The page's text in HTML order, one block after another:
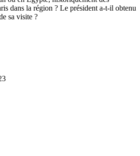
dans la région ? Le président a-t-il obtenu
sa visite ?